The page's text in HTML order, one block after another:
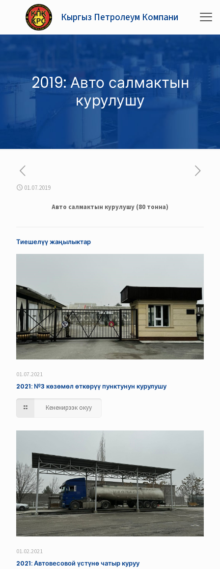
Кыргыз Петролеум Компани
2019: Авто салмактын
курулушу
01.07.2019
Авто салмактын курулушу (80 тонна)
Тиешелүү жаңылыктар
01.07.2021
2021: №3 көзөмөл өткөрүү пунктунун курулушу
Кененирээк окуу
01.02.2021
2021: Автовесовой үстүнө чатыр куруу